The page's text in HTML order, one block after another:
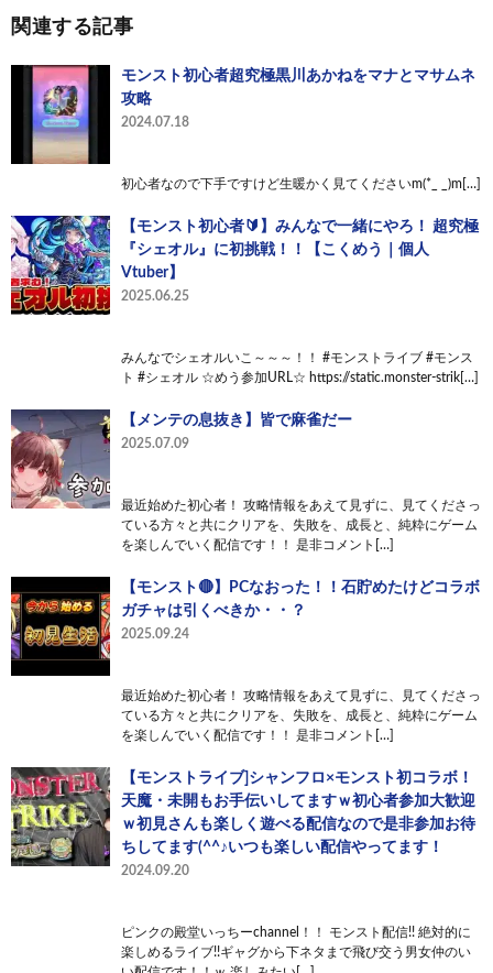
関連する記事
モンスト初心者超究極黒川あかねをマナとマサムネ
攻略
2024.07.18
初心者なので下手ですけど生暖かく見てくださいm(*_ _)m[…]
【モンスト初心者🔰】みんなで一緒にやろ！ 超究極
『シェオル』に初挑戦！！【こくめう｜個人
Vtuber】
2025.06.25
みんなでシェオルいこ～～～！！ #モンストライブ #モンス
ト #シェオル ☆めう参加URL☆ https://static.monster-strik[…]
【メンテの息抜き】皆で麻雀だー
2025.07.09
最近始めた初心者！ 攻略情報をあえて見ずに、見てくださっ
ている方々と共にクリアを、失敗を、成長と、純粋にゲーム
を楽しんでいく配信です！！ 是非コメント[…]
【モンスト🔴】PCなおった！！石貯めたけどコラボ
ガチャは引くべきか・・？
2025.09.24
最近始めた初心者！ 攻略情報をあえて見ずに、見てくださっ
ている方々と共にクリアを、失敗を、成長と、純粋にゲーム
を楽しんでいく配信です！！ 是非コメント[…]
【モンストライブ]シャンフロ×モンスト初コラボ！
天魔・未開もお手伝いしてますｗ初心者参加大歓迎
ｗ初見さんも楽しく遊べる配信なので是非参加お待
ちしてます(^^♪いつも楽しい配信やってます！
2024.09.20
ピンクの殿堂いっちーchannel！！ モンスト配信!! 絶対的に
楽しめるライブ!!ギャグから下ネタまで飛び交う男女仲のい